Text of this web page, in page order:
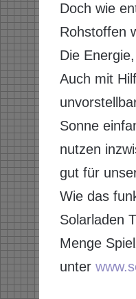
Doch wie
Rohstoffen
Die
Auch mit
Sonne
nutzen
gut für
Wie das
Solarladen
Menge
unter